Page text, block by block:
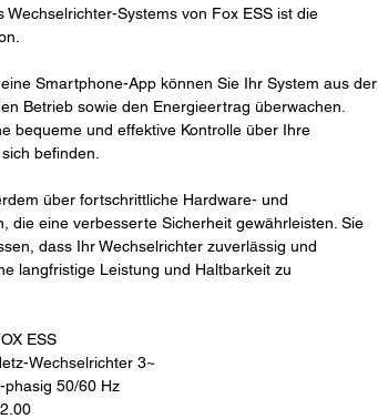
Wechselrichter-Systems von Fox ESS ist die
Smartphone-App können Sie Ihr System aus der
Betrieb sowie den Energieertrag überwachen.
bequeme und effektive Kontrolle über Ihre
befinden.
über fortschrittliche Hardware- und
die eine verbesserte Sicherheit gewährleisten. Sie
dass Ihr Wechselrichter zuverlässig und
langfristige Leistung und Haltbarkeit zu
ESS
Wechselrichter 3~
phasig 50/60 Hz